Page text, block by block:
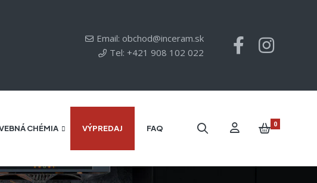
Email: obchod@inceram.sk
Tel: +421 908 102 022
CHÉMIA VÝPREDAJ FAQ 0